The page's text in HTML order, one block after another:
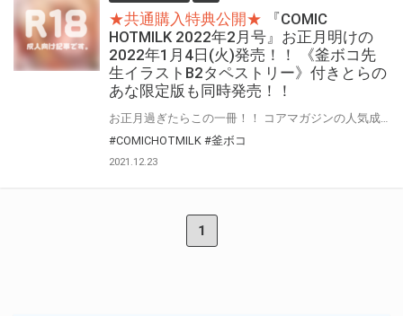
★共通購入特典公開★
『COMIC
HOTMILK 2022年2月号』お正月明けの
2022年1月4日(火)発売！！ 《釜ボコ先
生イラストB2タペストリー》付きとらの
あな限定版も同時発売！！
#COMICHOTMILK #釜ボコ
2021.12.23
1